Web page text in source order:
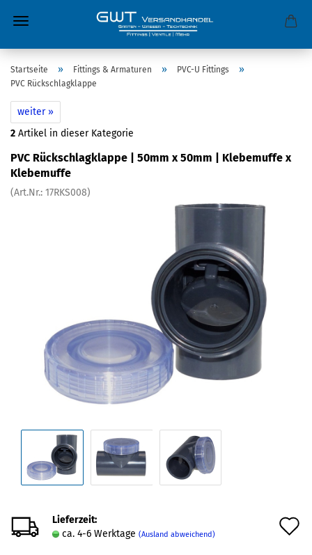
Startseite » Fittings & Armaturen » PVC-U Fittings »
PVC Rückschlagklappe
weiter »
2 Artikel in dieser Kategorie
PVC Rückschlagklappe | 50mm x 50mm | Klebemuffe x
Klebemuffe
(Art.Nr.: 17RKS008)
Lieferzeit:
ca. 4-6 Werktage (Ausland abweichend)